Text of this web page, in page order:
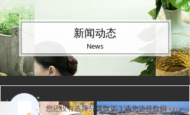
您还没有选择分类数据，请先选择数据
新闻动态
News